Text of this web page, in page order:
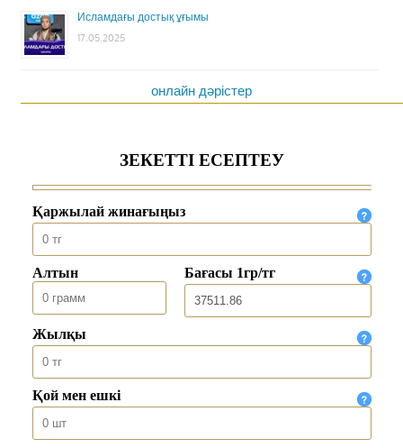
Исламдағы достық ұғымы
17.05.2025
онлайн дәрістер